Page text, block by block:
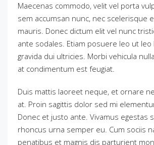
Maecenas commodo, velit vel porta
sem accumsan nunc, nec scelerisque
mauris. Donec dictum elit vel nunc
ante sodales. Etiam posuere leo ut leo
gravida dui ultricies. Morbi vehicula
at condimentum est feugiat.
Duis mattis laoreet neque, et ornare
at. Proin sagittis dolor sed mi
Donec et justo ante. Vivamus egestas
rhoncus urna semper eu. Cum sociis
penatibus et magnis dis parturient